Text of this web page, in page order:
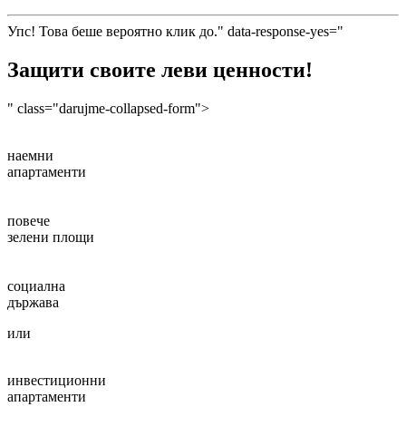
Упс! Това беше вероятно клик до." data-response-yes="
Защити своите леви ценности!
" class="darujme-collapsed-form">
наемни
апартаменти
повече
зелени площи
социална
държава
или
инвестиционни
апартаменти